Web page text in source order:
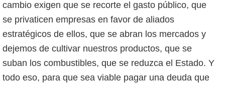
cambio exigen que se recorte el gasto público, que
se privaticen empresas en favor de aliados
estratégicos de ellos, que se abran los mercados y
dejemos de cultivar nuestros productos, que se
suban los combustibles, que se reduzca el Estado. Y
todo eso, para que sea viable pagar una deuda que